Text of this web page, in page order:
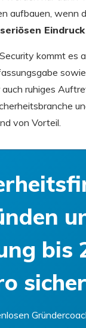
aufbauen, wenn
Eindruck
kommt es
ruhiges
von Vorteil.
bis